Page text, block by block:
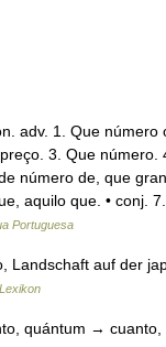
adv. 1. Que número
3. Que número.
número de, que
aquilo que. • conj.
Portuguesa
Landschaft auf der
quántum →